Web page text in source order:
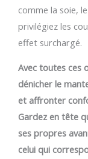
comme la soie,
privilégiez les
effet surchargé.
Avec toutes ces
dénicher le
et affronter
Gardez en tête
ses propres
celui qui